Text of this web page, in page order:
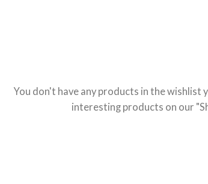
You don't have any products in the wishlist
interesting products on our